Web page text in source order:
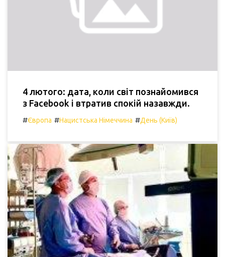
4 лютого: дата, коли світ познайомився
з Facebook і втратив спокій назавжди.
#Європа #Нацистська Німеччина #День (Київ)